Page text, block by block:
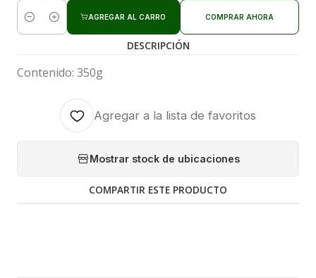
Cantidad
AGREGAR AL CARRO COMPRAR AHORA
DESCRIPCIÓN
Contenido: 350g
Agregar a la lista de favoritos
Mostrar stock de ubicaciones
COMPARTIR ESTE PRODUCTO